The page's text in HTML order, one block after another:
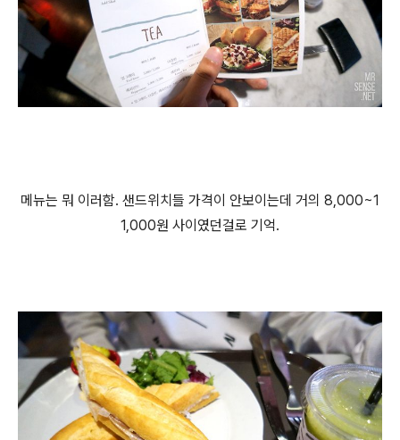
메뉴는 뭐 이러함. 샌드위치들 가격이 안보이는데 거의 8,000~1
1,000원 사이였던걸로 기억.